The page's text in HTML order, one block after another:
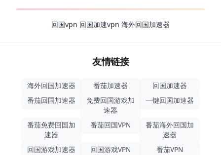
回国vpn 回国加速vpn 海外回国加速器
友情链接
海外回国加速器 番茄加速器
回国加速器
番茄回国加速器
免费回国游戏加
速器
一键回国加速器
番茄免费回国加
速器
番茄回国VPN
番茄海外回国加
速器
回国游戏加速器
回国游戏VPN
番茄VPN